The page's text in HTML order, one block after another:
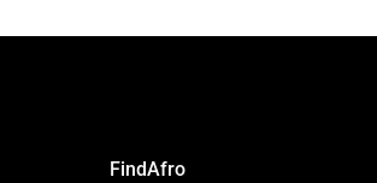
FindAfro